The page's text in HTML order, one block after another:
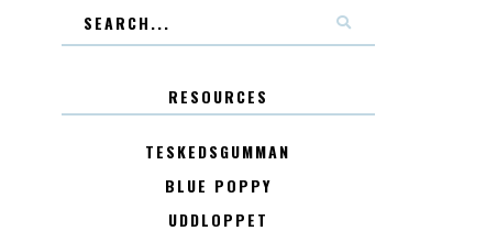
RESOURCES
TESKEDSGUMMAN
BLUE POPPY
UDDLOPPET